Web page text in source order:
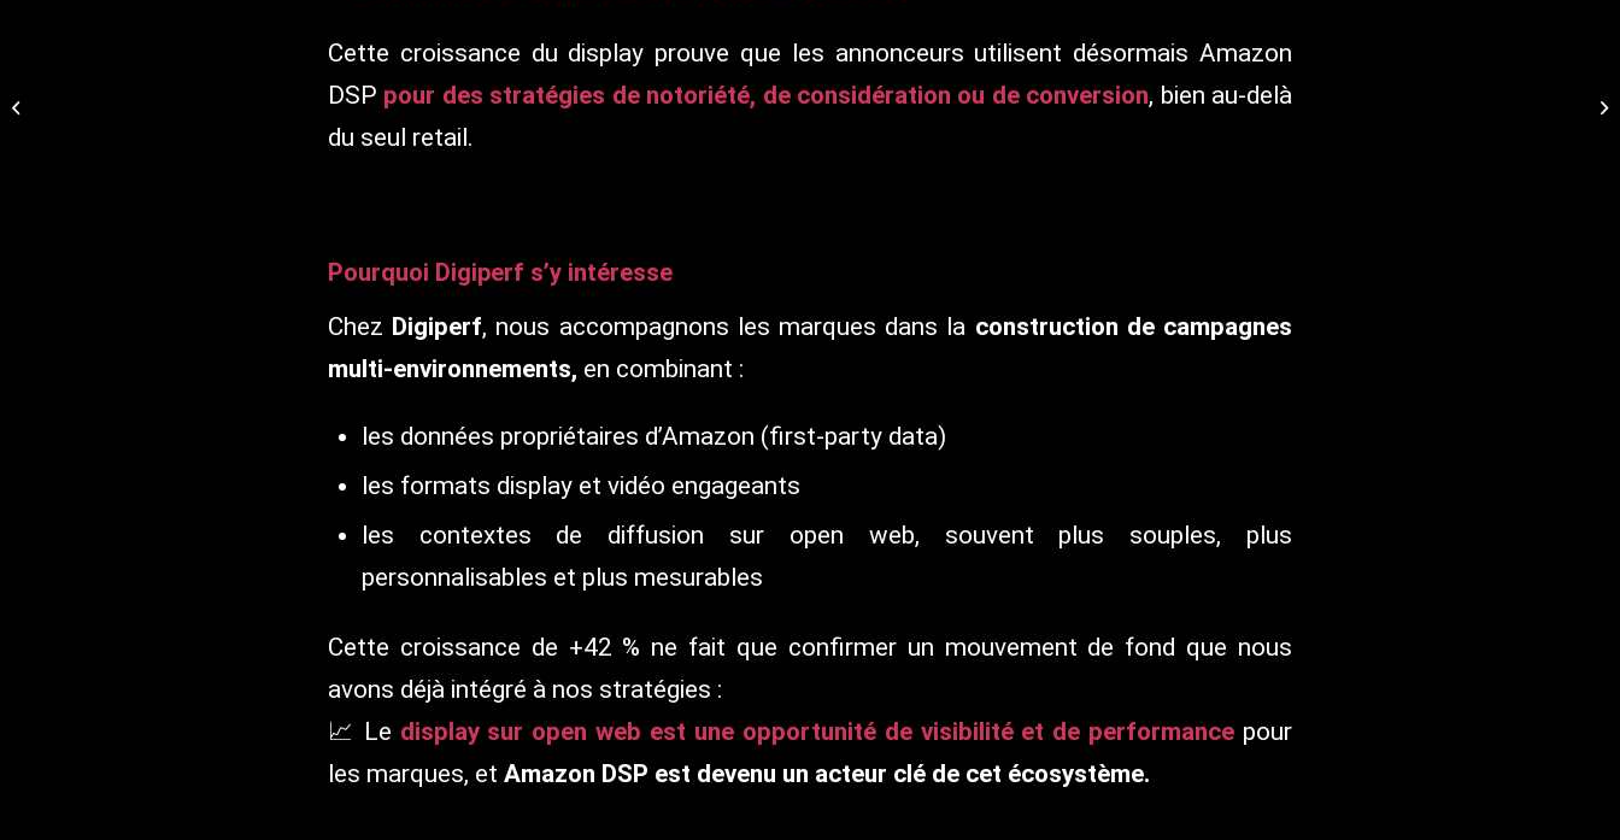
Cette croissance du display prouve que les annonceurs utilisent désormais Amazon
DSP pour des stratégies de notoriété, de considération ou de conversion, bien au-delà
du seul retail.
Pourquoi Digiperf s’y intéresse
Chez Digiperf, nous accompagnons les marques dans la construction de campagnes
multi-environnements, en combinant :
les données propriétaires d’Amazon (first-party data)
les formats display et vidéo engageants
les contextes de diffusion sur open web, souvent plus souples, plus
personnalisables et plus mesurables
Cette croissance de +42 % ne fait que confirmer un mouvement de fond que nous
avons déjà intégré à nos stratégies :
📈 Le display sur open web est une opportunité de visibilité et de performance pour
les marques, et Amazon DSP est devenu un acteur clé de cet écosystème.